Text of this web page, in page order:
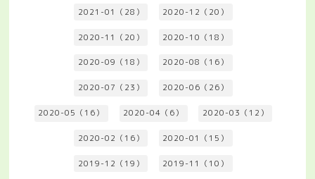
2021-01（28） 2020-12（20）
2020-11（20） 2020-10（18）
2020-09（18） 2020-08（16）
2020-07（23） 2020-06（26）
2020-05（16） 2020-04（6） 2020-03（12）
2020-02（16） 2020-01（15）
2019-12（19） 2019-11（10）